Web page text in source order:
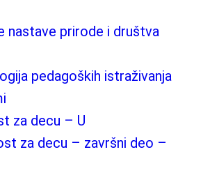
nastave prirode i društva
pedagoških istraživanja
za decu – U
za decu – završni deo –